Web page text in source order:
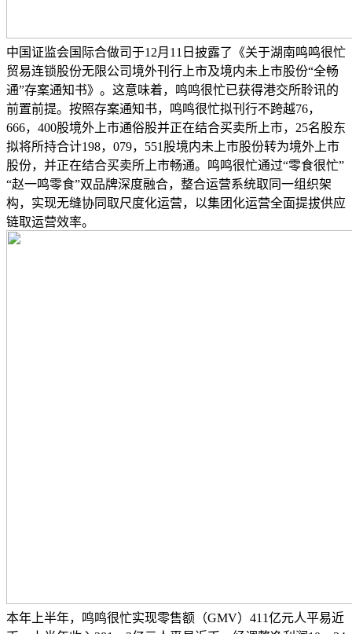
中国证监会国际合做司于12月11日披露了《关于湖南鸣鸣很忙
贸易连锁股份无限公司境外刊行上市及境内未上市股份“全畅
通”存案通知书》。这意味着，鸣鸣很忙已获得港交所聆讯的
前置前提。按照存案通知书，鸣鸣很忙拟刊行不跨越76，
666，400股境外上市通俗股并正在结合买卖所上市，25名股东
拟将所持合计198，079，551股境内未上市股份转为境外上市
股份，并正在结合买卖所上市畅通。鸣鸣很忙通过“零食很忙”
“赵一鸣零食”双品牌深度融合，整合运营系统取同一组织架
构，实现无缝协同取尺度化运营，以集团化运营全面提拔供应
链取运营效率。
本年上半年，鸣鸣很忙实现零售额（GMV）411亿元人平易近